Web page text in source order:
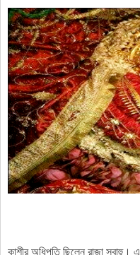
কাশীর অধিপতি ছিলেন রাজা সুবাহু।